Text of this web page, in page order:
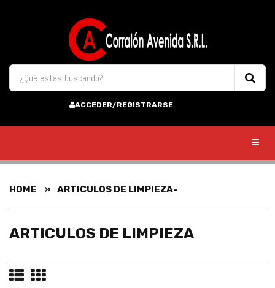
ACCEDER/REGISTRARSE
HOME ARTICULOS DE LIMPIEZA-
ARTICULOS DE LIMPIEZA